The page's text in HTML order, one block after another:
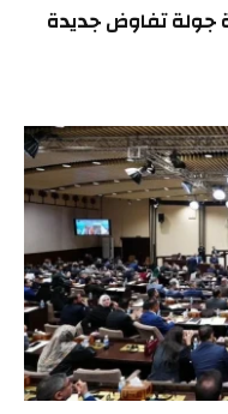
جولة تفاوض جديدة